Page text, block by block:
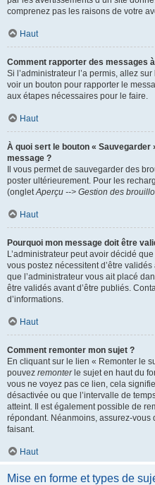
comprenez pas les raisons de votre
Haut
Comment rapporter des messages
Si l’administrateur l’a permis, allez
voir un bouton pour rapporter le
aux étapes nécessaires pour le faire.
Haut
À quoi sert le bouton « Sauvegarder
message ?
Il vous permet de sauvegarder des
poster ultérieurement. Pour les
(ongletAperçu --> Gestion des
Haut
Pourquoi mon message doit être
L’administrateur peut avoir décidé
vous postez nécessitent d’être
que l’administrateur vous ait placé
être validés avant d’être publiés.
d’informations.
Haut
Comment remonter mon sujet ?
En cliquant sur le lien « Remonter le
pouvez remonterle sujet en haut du
vous ne voyez pas ce lien, cela
désactivée ou que l’intervalle de
atteint. Il est également possible de
répondant. Néanmoins, assurez-vous
faisant.
Haut
Mise en forme et types de